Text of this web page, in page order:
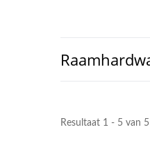
Resultaat 1 - 5 van 5